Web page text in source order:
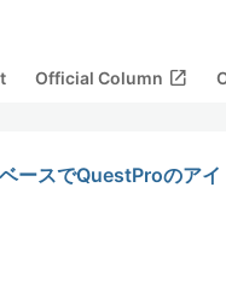
Official Column open_in_new
ースでQuestProのア